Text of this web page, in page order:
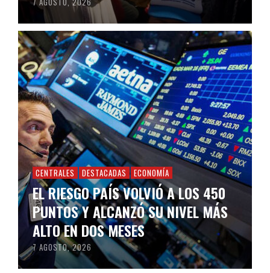
CENTRALES DESTACADAS ECONOMÍA
EL RIESGO PAÍS VOLVIÓ A LOS 450
PUNTOS Y ALCANZÓ SU NIVEL MÁS
ALTO EN DOS MESES
7 AGOSTO, 2026